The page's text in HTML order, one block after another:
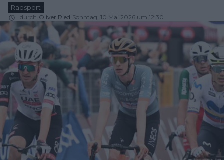
Radsport
durch Oliver Ried Sonntag, 10 Mai 2026 um 12:30